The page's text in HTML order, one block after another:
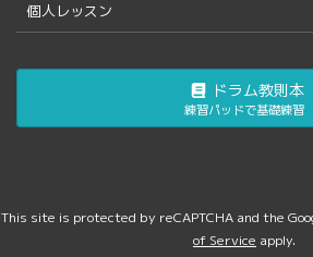
個人レッスン
ドラム教則本
練習パッドで基礎練習
This site is protected by reCAPTCHA and the
of Service apply.